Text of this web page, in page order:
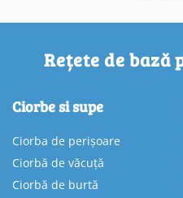
Rețete de
Ciorbe si supe
Ciorba de perișoare
Ciorbă de văcuță
Ciorbă de burtă